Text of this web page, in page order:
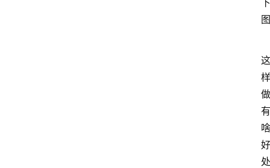
下
图
这
样
做
有
啥
好
处